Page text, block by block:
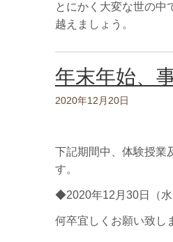
とにかく大変な世の中
越えましょう。
年末年始、
2020年12月20日
下記期間中、体験授業
す。
◆2020年12月30日（水
何卒宜しくお願い致し